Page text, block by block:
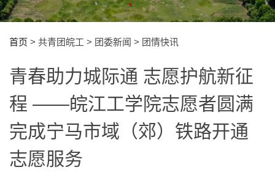
首页 > 共青团皖工 > 团委新闻 > 团情快讯
青春助力城际通 志愿护航新征
程 ——皖江工学院志愿者圆满
完成宁马市域（郊）铁路开通
志愿服务